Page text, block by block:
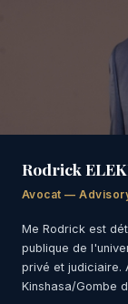
Rodrick
Avocat —
Me Rodrick est
publique de
privé et judiciaire.
Kinshasa/Gombe